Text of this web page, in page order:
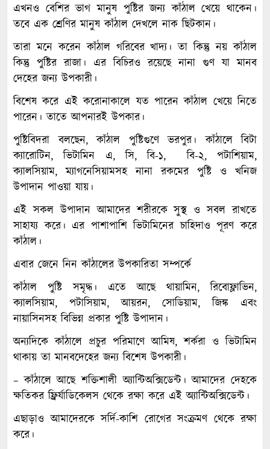
এখনও বেশির ভাগ মানুষ পুষ্টির জন্য কাঁঠাল খেয়ে থাকেন।
তবে এক শ্রেণির মানুষ কাঁঠাল দেখলে নাক ছিটকান।
তারা মনে করেন কাঁঠাল গরিবের খাদ্য। তা কিন্তু নয় কাঁঠাল
কিন্তু পুষ্টির রাজা। এর বিচিরও রয়েছে নানা গুণ যা মানব
দেহের জন্য উপকারী।
বিশেষ করে এই করোনাকালে যত পারেন কাঁঠাল খেয়ে নিতে
পারেন। তাতে আপনারই উপকার।
পুষ্টিবিদরা বলছেন, কাঁঠাল পুষ্টিগুণে ভরপুর। কাঁঠালে বিটা
ক্যারোটিন, ভিটামিন এ, সি, বি-১, বি-২, পটাশিয়াম,
ক্যালসিয়াম, ম্যাগনেসিয়ামসহ নানা রকমের পুষ্টি ও খনিজ
উপাদান পাওয়া যায়।
এই সকল উপাদান আমাদের শরীরকে সুস্থ ও সবল রাখতে
সাহায্য করে। এর পাশাপাশি ভিটামিনের চাহিদাও পূরণ করে
কাঁঠাল।
এবার জেনে নিন কাঁঠালের উপকারিতা সম্পর্কে
কাঁঠাল পুষ্টি সমৃদ্ধ। এতে আছে থায়ামিন, রিবোফ্লাভিন,
ক্যালসিয়াম, পটাসিয়াম, আয়রন, সোডিয়াম, জিঙ্ক এবং
নায়াসিনসহ বিভিন্ন প্রকার পুষ্টি উপাদান।
অন্যদিকে কাঁঠালে প্রচুর পরিমাণে আমিষ, শর্করা ও ভিটামিন
থাকায় তা মানবদেহের জন্য বিশেষ উপকারী।
– কাঁঠালে আছে শক্তিশালী অ্যান্টিঅক্সিডেন্ট। আমাদের দেহকে
ক্ষতিকর ফ্রির্যাডিকেলস থেকে রক্ষা করে এই অ্যান্টিঅক্সিডেন্ট।
এছাড়াও আমাদেরকে সর্দি-কাশি রোগের সংক্রমণ থেকে রক্ষা
করে।